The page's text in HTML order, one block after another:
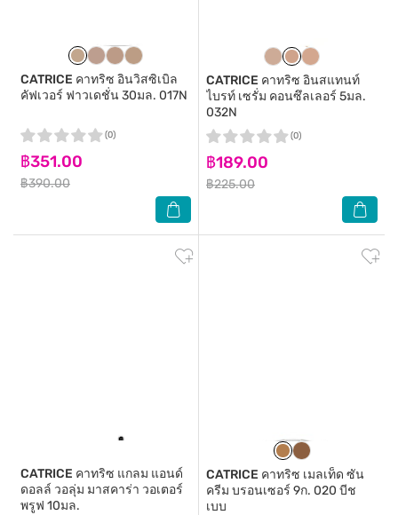
CATRICE คาทริซ อินวิสซิเบิล
คัฟเวอร์ ฟาวเดชั่น 30มล. 017N
฿351.00
฿390.00
(0)
CATRICE คาทริซ อินสแทนท์
ไบรท์ เซรั่ม คอนซึลเลอร์ 5มล.
032N
฿189.00
฿225.00
(0)
CATRICE คาทริซ แกลม แอนด์
ดอลล์ วอลุ่ม มาสคาร่า วอเตอร์
พรูฟ 10มล.
CATRICE คาทริซ เมลเท็ด ซัน
ครีม บรอนเซอร์ 9ก. 020 บีช
เบบ